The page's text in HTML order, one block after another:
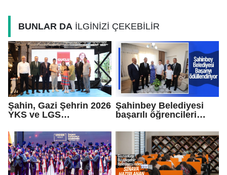
BUNLAR DA İLGİNİZİ ÇEKEBİLİR
Şahin, Gazi Şehrin 2026
YKS ve LGS
buluştu
Şahinbey Belediyesi
başarılı öğrencileri